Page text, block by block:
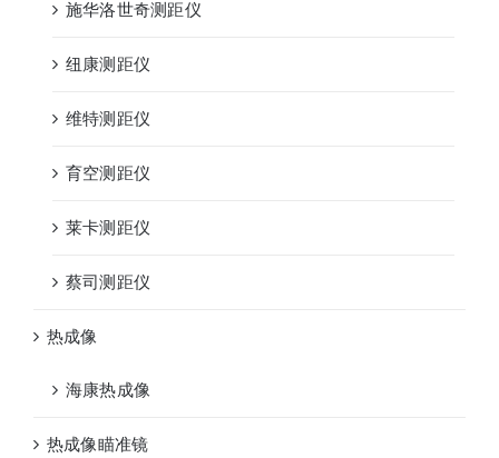
施华洛世奇测距仪
纽康测距仪
维特测距仪
育空测距仪
莱卡测距仪
蔡司测距仪
热成像
海康热成像
热成像瞄准镜